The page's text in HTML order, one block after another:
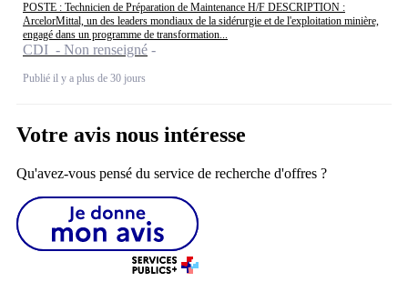
POSTE : Technicien de Préparation de Maintenance H/F DESCRIPTION :
ArcelorMittal, un des leaders mondiaux de la sidérurgie et de l'exploitation minière,
engagé dans un programme de transformation...
CDI - Non renseigné
Publié il y a plus de 30 jours
Votre avis nous intéresse
Qu'avez-vous pensé du service de recherche d'offres ?